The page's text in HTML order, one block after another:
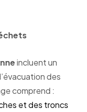
incluent un
des
comprend :
et des troncs